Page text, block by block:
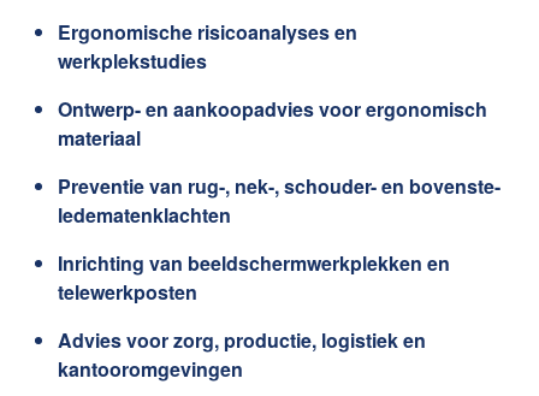
Ergonomische risicoanalyses en
werkplekstudies
Ontwerp- en aankoopadvies voor ergonomisch
materiaal
Preventie van rug-, nek-, schouder- en bovenste-
ledematenklachten
Inrichting van beeldschermwerkplekken en
telewerkposten
Advies voor zorg, productie, logistiek en
kantooromgevingen